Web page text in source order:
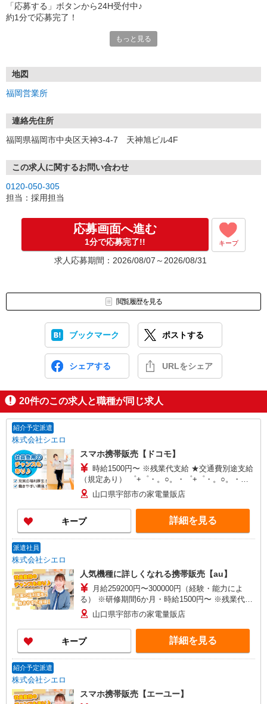
「応募する」ボタンから24H受付中♪
約1分で応募完了！
①応募から3営業日を目安に、メールorお電話でご連絡します。
★スマホでWEB面接（LINEなど）・出張面接・事務所面接と選べま
す
③面接実施（履歴書不要）
※ご希望があれば、職場見学の調整もOKです！
お気軽にご応募ください♪
もっと見る
地図
福岡営業所
連絡先住所
福岡県福岡市中央区天神3-4-7 天神旭ビル4F
この求人に関するお問い合わせ
0120-050-305
担当：採用担当
応募画面へ進む
1分で応募完了!! キープ
求人応募期間：2026/08/07～2026/08/31
閲覧履歴を見る
ブックマーク ポストする
シェアする URLをシェア
20件のこの求人と職種が同じ求人
紹介予定派遣
株式会社シエロ
スマホ携帯販売【ドコモ】
時給1500円〜 ※残業代支給 ★交通費別途支給
（規定あり） ゜+゜・。○。・゜+゜・。○。・゜
+゜ 入社祝い金10万円支給(規定有) お友達を紹介
頂くと, インセンティブ支給(規定有) ★月2回払
い・週払い可能（規程有）★ ゜・。○。・゜
+゜・。○。・゜+゜
山口県宇部市の家電量販店
キープ 詳細を見る
派遣社員
株式会社シエロ
人気機種に詳しくなれる携帯販売【au】
月給259200円〜300000円（経験・能力によ
る） ※研修期間6か月・時給1500円〜 ※残業代支
給 ★交通費別途支給（規定あり） ゜+゜・。
○。・゜+゜・。○。・゜+゜ 入社祝い金10万円支
給(規定有) お友達を紹介頂くと, インセンティブ支
給(規定有) ゜・。○。・゜+゜・。○。・゜+゜
山口県宇部市の家電量販店
キープ 詳細を見る
紹介予定派遣
株式会社シエロ
スマホ携帯販売【エーユー】